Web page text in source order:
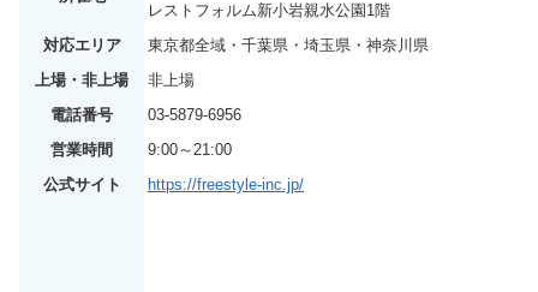
レストフォルム新小岩親水公園1階
対応エリア
東京都全域・千葉県・埼玉県・神奈川県
上場・非上場
非上場
電話番号
03-5879-6956
営業時間
9:00～21:00
公式サイト
https://freestyle-inc.jp/